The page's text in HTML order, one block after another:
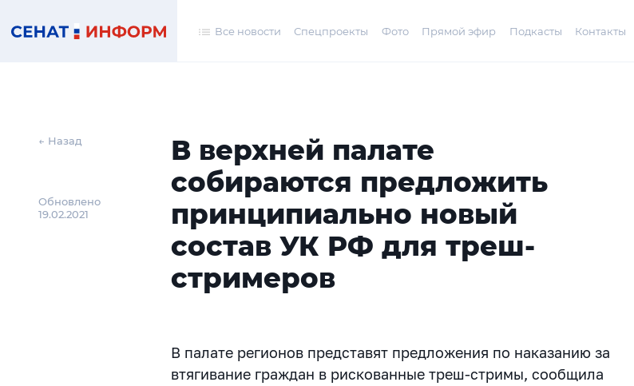
Все новости Спецпроекты Фото Прямой эфир Подкасты Контакты
← Назад
Обновлено
19.02.2021
В верхней палате
собираются предложить
принципиально новый
состав УК РФ для треш-
стримеров
В палате регионов представят предложения по наказанию за
втягивание граждан в рискованные треш-стримы, сообщила